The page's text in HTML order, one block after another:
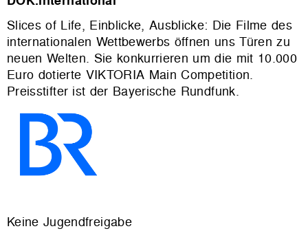
Slices of Life, Einblicke, Ausblicke: Die Filme des
internationalen Wettbewerbs öffnen uns Türen zu
neuen Welten. Sie konkurrieren um die mit 10.000
Euro dotierte VIKTORIA Main Competition.
Preisstifter ist der Bayerische Rundfunk.
Keine Jugendfreigabe